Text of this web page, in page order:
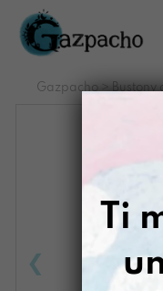
Salta
contenuto
Gazpacho > Bustony
Ti